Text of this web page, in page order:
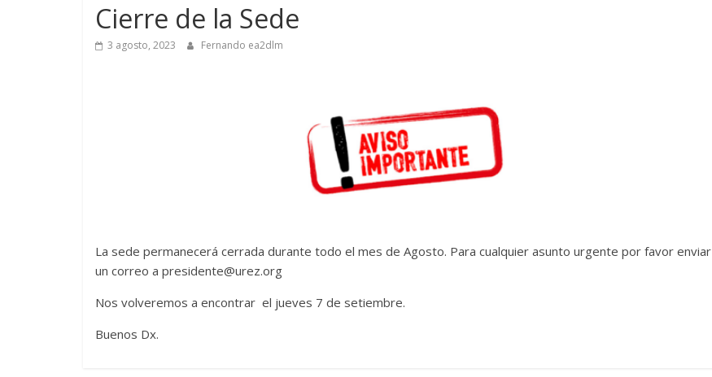
Cierre de la Sede
3 agosto, 2023 Fernando ea2dlm
La sede permanecerá cerrada durante todo el mes de Agosto. Para cualquier asunto urgente por favor enviar
un correo a presidente@urez.org
Nos volveremos a encontrar el jueves 7 de setiembre.
Buenos Dx.